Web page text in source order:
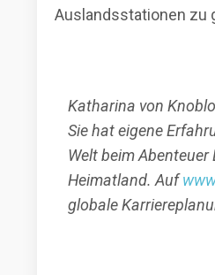
Auslandsstationen zu
Katharina von
Sie hat eigene
Welt beim
Heimatland. Auf
globale